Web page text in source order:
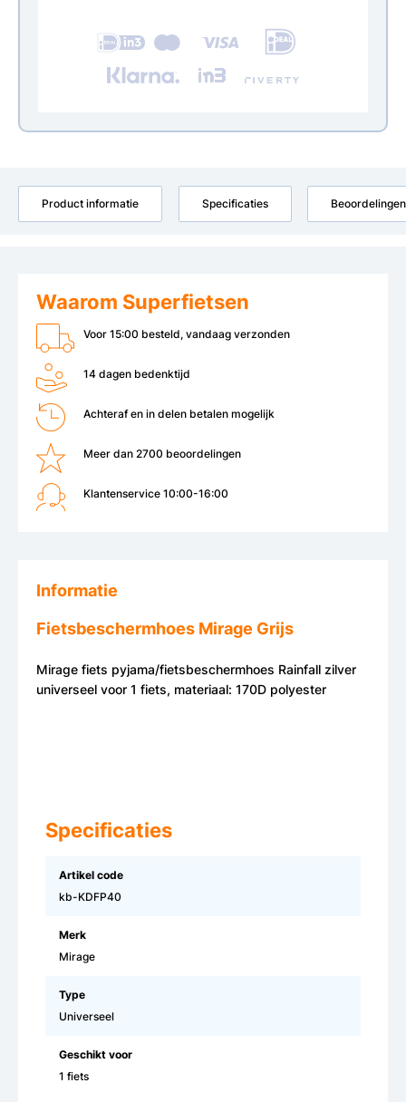
Product informatie Specificaties Beoordelingen
Waarom Superfietsen
Voor 15:00 besteld, vandaag verzonden
14 dagen bedenktijd
Achteraf en in delen betalen mogelijk
Meer dan 2700 beoordelingen
Klantenservice 10:00-16:00
Informatie
Fietsbeschermhoes Mirage Grijs
Mirage fiets pyjama/fietsbeschermhoes Rainfall zilver
universeel voor 1 fiets, materiaal: 170D polyester
Specificaties
Artikel code
kb-KDFP40
Merk
Mirage
Type
Universeel
Geschikt voor
1 fiets